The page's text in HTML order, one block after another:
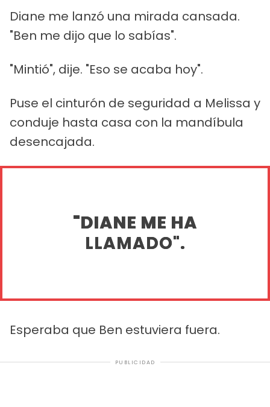
Diane me lanzó una mirada cansada.
"Ben me dijo que lo sabías".
"Mintió", dije. "Eso se acaba hoy".
Puse el cinturón de seguridad a Melissa y
conduje hasta casa con la mandíbula
desencajada.
"DIANE ME HA
LLAMADO".
Esperaba que Ben estuviera fuera.
PUBLICIDAD